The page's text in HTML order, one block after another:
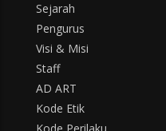
Sejarah
Pengurus
Visi & Misi
Staff
AD ART
Kode Etik